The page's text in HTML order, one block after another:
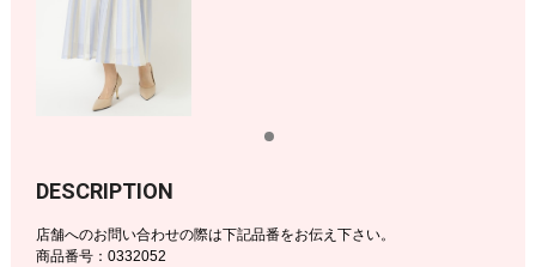
DESCRIPTION
店舗へのお問い合わせの際は下記品番をお伝え下さい。
商品番号：0332052